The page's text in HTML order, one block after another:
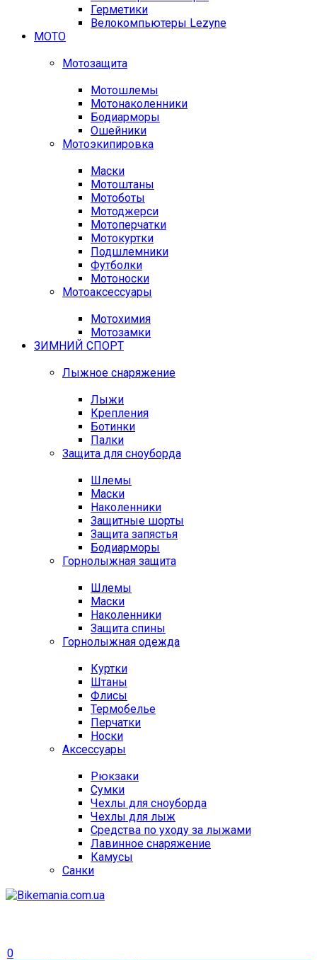
Герметики
Велокомпьютеры Lezyne
МОТО
Мотозащита
Мотошлемы
Мотонаколенники
Бодиарморы
Ошейники
Мотоэкипировка
Маски
Мотоштаны
Мотоботы
Мотоджерси
Мотоперчатки
Мотокуртки
Подшлемники
Футболки
Мотоноски
Мотоаксессуары
Мотохимия
Мотозамки
ЗИМНИЙ СПОРТ
Лыжное снаряжение
Лыжи
Крепления
Ботинки
Палки
Защита для сноуборда
Шлемы
Маски
Наколенники
Защитные шорты
Защита запястья
Бодиарморы
Горнолыжная защита
Шлемы
Маски
Наколенники
Защита спины
Горнолыжная одежда
Куртки
Штаны
Флисы
Термобелье
Перчатки
Носки
Аксессуары
Рюкзаки
Сумки
Чехлы для сноуборда
Чехлы для лыж
Средства по уходу за лыжами
Лавинное снаряжение
Камусы
Санки
0